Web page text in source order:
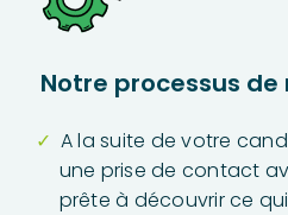
Notre processus
A la suite de votre
une prise de contact
prête à découvrir ce